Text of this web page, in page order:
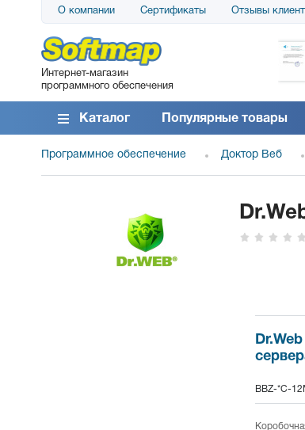
О компании Сертификаты Отзывы
Интернет-магазин
программного обеспечения
АО «АТС» благодарит компанию SoftMap за
поставку программного обеспечения SolarWinds
DameWare...
Читать все отзывы
Каталог Популярные товары
Программное обеспечение Доктор Веб
BBZ-*C-